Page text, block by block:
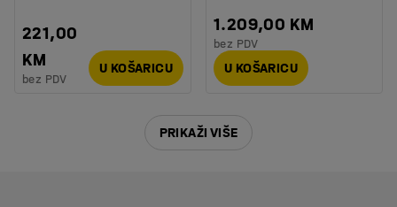
221,00
KM
bez PDV
U KOŠARICU
1.209,00 KM
bez PDV
U KOŠARICU
PRIKAŽI VIŠE